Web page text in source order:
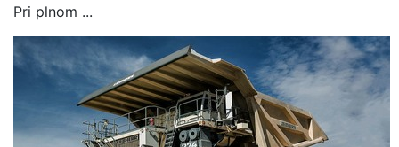
Pri plnom ...